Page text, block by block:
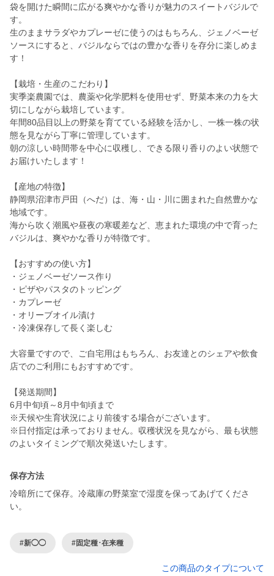
袋を開けた瞬間に広がる爽やかな香りが魅力のスイートバジルで
す。
生のままサラダやカプレーゼに使うのはもちろん、ジェノベーゼ
ソースにすると、バジルならではの豊かな香りを存分に楽しめま
す！
【栽培・生産のこだわり】
実季楽農園では、農薬や化学肥料を使用せず、野菜本来の力を大
切にしながら栽培しています。
年間80品目以上の野菜を育てている経験を活かし、一株一株の状
態を見ながら丁寧に管理しています。
朝の涼しい時間帯を中心に収穫し、できる限り香りのよい状態で
お届けいたします！
【産地の特徴】
静岡県沼津市戸田（へだ）は、海・山・川に囲まれた自然豊かな
地域です。
海から吹く潮風や昼夜の寒暖差など、恵まれた環境の中で育った
バジルは、爽やかな香りが特徴です。
【おすすめの使い方】
・ジェノベーゼソース作り
・ピザやパスタのトッピング
・カプレーゼ
・オリーブオイル漬け
・冷凍保存して長く楽しむ
大容量ですので、ご自宅用はもちろん、お友達とのシェアや飲食
店でのご利用にもおすすめです。
【発送期間】
6月中旬頃～8月中旬頃まで
※天候や生育状況により前後する場合がございます。
※日付指定は承っておりません。収穫状況を見ながら、最も状態
保存方法
冷暗所にて保存。冷蔵庫の野菜室で湿度を保ってあげてくださ
い。
#新◯◯ #固定種･在来種
この商品のタイプについて